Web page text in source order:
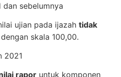
dan sebelumnya
ujian pada ijazah tidak
dengan skala 100,00.
2021
rapor untuk komponen